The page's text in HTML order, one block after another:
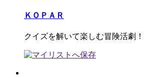
ＫＯＰＡＲ
クイズを解いて楽しむ冒険活劇！